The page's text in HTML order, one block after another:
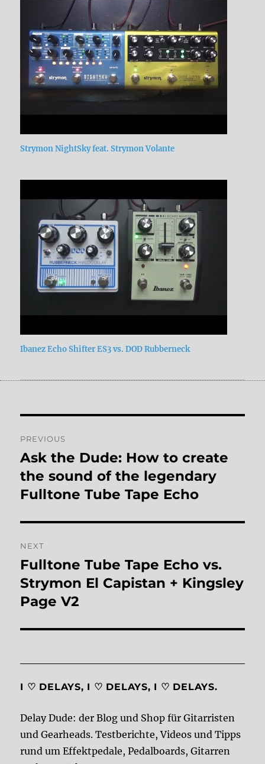
Strymon NightSky feat. Strymon Volante
Ibanez Echo Shifter ES3 vs. DOD Rubberneck
navigation
PREVIOUS
Previous
post:
Ask the Dude: How to create
the sound of the legendary
Fulltone Tube Tape Echo
NEXT
Next
post:
Fulltone Tube Tape Echo vs.
Strymon El Capistan + Kingsley
Page V2
I ♡ DELAYS, I ♡ DELAYS, I ♡ DELAYS.
Delay Dude: der Blog und Shop für Gitarristen
und Gearheads. Testberichte, Videos und Tipps
rund um Effektpedale, Pedalboards, Gitarren